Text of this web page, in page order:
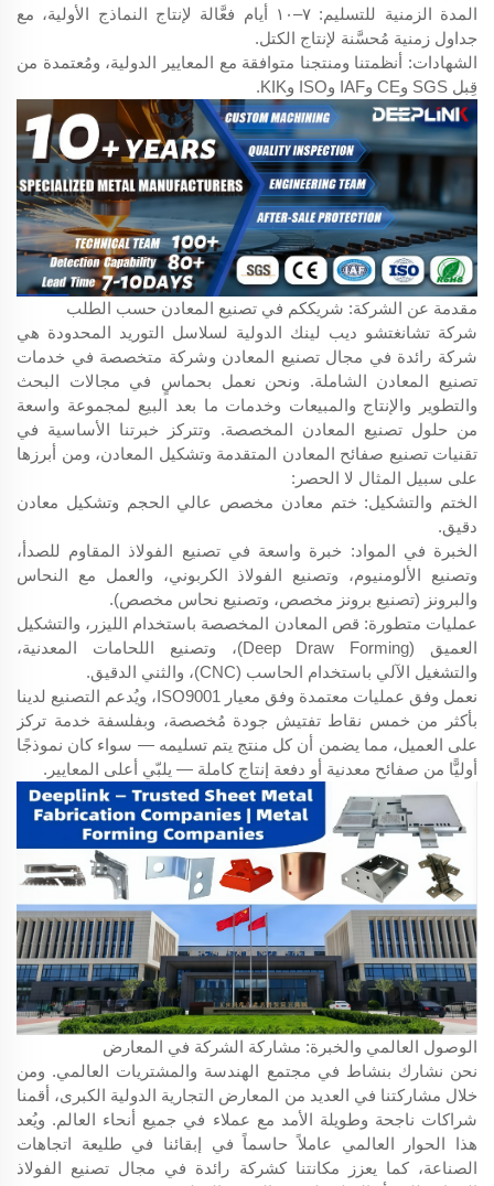
المدة الزمنية للتسليم: ٧–١٠ أيام فعَّالة لإنتاج النماذج الأولية، مع
جداول زمنية مُحسَّنة لإنتاج الكتل.
الشهادات: أنظمتنا ومنتجنا متوافقة مع المعايير الدولية، ومُعتمدة من
قِبل SGS وCE وIAF وISO وKIK.
مقدمة عن الشركة: شريككم في تصنيع المعادن حسب الطلب
شركة تشانغتشو ديب لينك الدولية لسلاسل التوريد المحدودة هي
شركة رائدة في مجال تصنيع المعادن وشركة متخصصة في خدمات
تصنيع المعادن الشاملة. ونحن نعمل بحماسٍ في مجالات البحث
والتطوير والإنتاج والمبيعات وخدمات ما بعد البيع لمجموعة واسعة
من حلول تصنيع المعادن المخصصة. وتتركز خبرتنا الأساسية في
تقنيات تصنيع صفائح المعادن المتقدمة وتشكيل المعادن، ومن أبرزها
على سبيل المثال لا الحصر:
الختم والتشكيل: ختم معادن مخصص عالي الحجم وتشكيل معادن
دقيق.
الخبرة في المواد: خبرة واسعة في تصنيع الفولاذ المقاوم للصدأ،
وتصنيع الألومنيوم، وتصنيع الفولاذ الكربوني، والعمل مع النحاس
والبرونز (تصنيع برونز مخصص، وتصنيع نحاس مخصص).
عمليات متطورة: قص المعادن المخصصة باستخدام الليزر، والتشكيل
العميق (Deep Draw Forming)، وتصنيع اللحامات المعدنية،
والتشغيل الآلي باستخدام الحاسب (CNC)، والثني الدقيق.
نعمل وفق عمليات معتمدة وفق معيار ISO9001، ويُدعم التصنيع لدينا
بأكثر من خمس نقاط تفتيش جودة مُخصصة، وبفلسفة خدمة تركز
على العميل، مما يضمن أن كل منتج يتم تسليمه — سواء كان نموذجًا
أوليًّا من صفائح معدنية أو دفعة إنتاج كاملة — يلبّي أعلى المعايير.
الوصول العالمي والخبرة: مشاركة الشركة في المعارض
نحن نشارك بنشاط في مجتمع الهندسة والمشتريات العالمي. ومن
خلال مشاركتنا في العديد من المعارض التجارية الدولية الكبرى، أقمنا
شراكات ناجحة وطويلة الأمد مع عملاء في جميع أنحاء العالم. ويُعد
هذا الحوار العالمي عاملاً حاسماً في إبقائنا في طليعة اتجاهات
الصناعة، كما يعزز مكانتنا كشركة رائدة في مجال تصنيع الفولاذ